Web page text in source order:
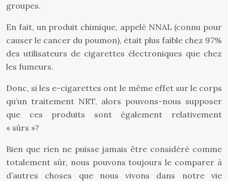
groupes.
En fait, un produit chimique, appelé NNAL (connu pour
causer le cancer du poumon), était plus faible chez 97%
des utilisateurs de cigarettes électroniques que chez
les fumeurs.
Donc, si les e-cigarettes ont le même effet sur le corps
qu’un traitement NRT, alors pouvons-nous supposer
que ces produits sont également relativement
« sûrs »?
Bien que rien ne puisse jamais être considéré comme
totalement sûr, nous pouvons toujours le comparer à
d’autres choses que nous vivons dans notre vie